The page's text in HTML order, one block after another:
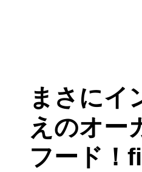
まさにイ
えのオー
フード！